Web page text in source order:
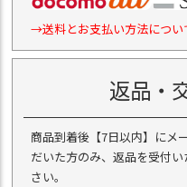
→送料とお支払い方法につい
返品・
商品到着後【7日以内】にメ
だいた方のみ、返品を受付
さい。